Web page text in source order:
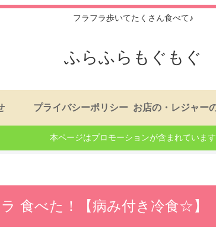
フラフラ歩いてたくさん食べて♪
ふらふらもぐもぐ
プライバシーポリシー
本ページはプロモーションが含まれています
食べた！【病み付き冷食☆】